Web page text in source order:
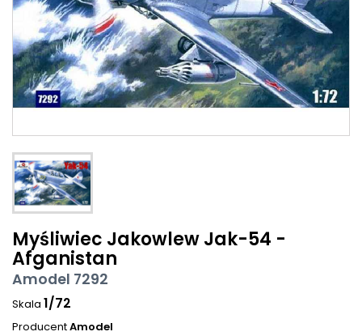
Myśliwiec Jakowlew Jak-54 -
Afganistan
Amodel 7292
Skala 1/72
ProducentAmodel